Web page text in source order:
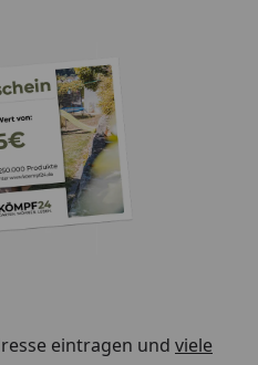
eintragen und viele